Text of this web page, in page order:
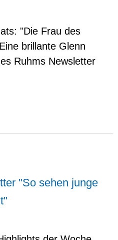
"Die Frau des
brillante Glenn
Ruhms Newsletter
"So sehen junge